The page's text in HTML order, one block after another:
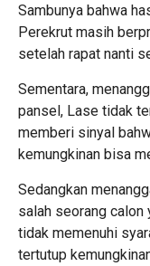
Sambunya bahwa
Perekrut masih
setelah rapat nanti
Sementara,
pansel, Lase tidak
memberi sinyal
kemungkinan bisa
Sedangkan
salah seorang calon
tidak memenuhi
tertutup